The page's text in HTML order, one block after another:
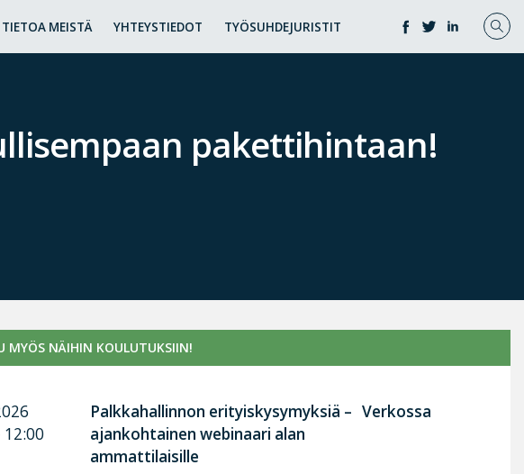
TIETOA MEISTÄ YHTEYSTIEDOT TYÖSUHDEJURISTIT
pakettihintaan!
MYÖS NÄIHIN KOULUTUKSIIN!
12:00
Palkkahallinnon erityiskysymyksiä –
ajankohtainen webinaari alan
ammattilaisille
Verkossa